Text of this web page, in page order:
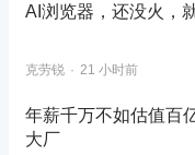
AI浏览器，还没火，
克劳锐 21 小时前
年薪千万不如估值百
大厂